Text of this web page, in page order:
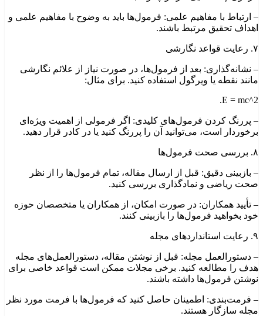
– ارتباط با مفاهیم علمی: فرمول‌ها باید به وضوح با مفاهیم علمی و
اهداف تحقیق مرتبط باشند.
۷. رعایت قواعد نگارشی
– نشانه‌گذاری: بعد از فرمول‌ها، در صورت نیاز از علائم نگارشی
مانند نقطه یا ویرگول استفاده کنید. برای مثال:
E = mc^2.
– پررنگ کردن فرمول‌های کلیدی: اگر فرمولی از اهمیت ویژه‌ای
برخوردار است، می‌توانید آن را پررنگ کنید یا در کادر قرار دهید.
۸. بررسی صحت فرمول‌ها
– بازبینی دقیق: قبل از ارسال مقاله، تمام فرمول‌ها را از نظر
صحت ریاضی و نمادگذاری بررسی کنید.
– تأیید همکاران: در صورت امکان، از همکاران یا متخصصان حوزه
خود بخواهید فرمول‌ها را بازبینی کنند.
۹. رعایت استانداردهای مجله
– دستورالعمل مجله: قبل از نوشتن مقاله، دستورالعمل‌های مجله
هدف را مطالعه کنید. برخی مجلات ممکن است قواعد خاصی برای
نوشتن فرمول‌ها داشته باشند.
– فرمت‌بندی: اطمینان حاصل کنید که فرمول‌ها با فرمت مورد نظر
مجله سازگار هستند.